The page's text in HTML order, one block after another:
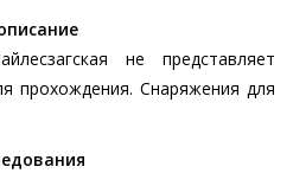
не представляет
прохождения. Снаряжения для